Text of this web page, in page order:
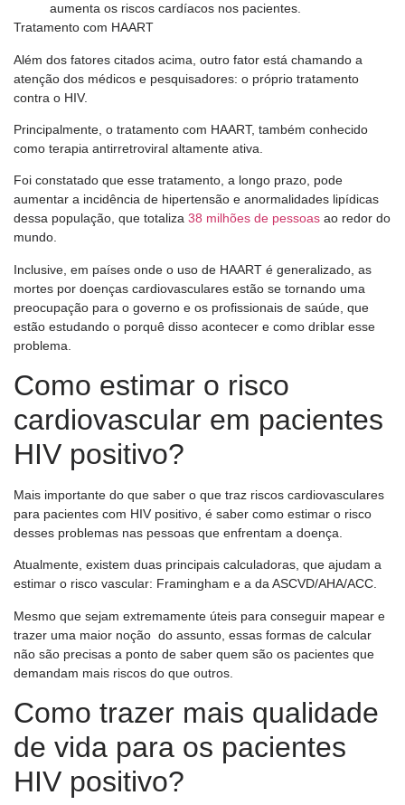
aumenta os riscos cardíacos nos pacientes.
Tratamento com HAART
Além dos fatores citados acima, outro fator está chamando a
atenção dos médicos e pesquisadores: o próprio tratamento
contra o HIV.
Principalmente, o tratamento com HAART, também conhecido
como terapia antirretroviral altamente ativa.
Foi constatado que esse tratamento, a longo prazo, pode
aumentar a incidência de hipertensão e anormalidades lipídicas
dessa população, que totaliza 38 milhões de pessoas ao redor do
mundo.
Inclusive, em países onde o uso de HAART é generalizado, as
mortes por doenças cardiovasculares estão se tornando uma
preocupação para o governo e os profissionais de saúde, que
estão estudando o porquê disso acontecer e como driblar esse
problema.
Como estimar o risco
cardiovascular em pacientes
HIV positivo?
Mais importante do que saber o que traz riscos cardiovasculares
para pacientes com HIV positivo, é saber como estimar o risco
desses problemas nas pessoas que enfrentam a doença.
Atualmente, existem duas principais calculadoras, que ajudam a
estimar o risco vascular: Framingham e a da ASCVD/AHA/ACC.
Mesmo que sejam extremamente úteis para conseguir mapear e
trazer uma maior noção do assunto, essas formas de calcular
não são precisas a ponto de saber quem são os pacientes que
demandam mais riscos do que outros.
Como trazer mais qualidade
de vida para os pacientes
HIV positivo?